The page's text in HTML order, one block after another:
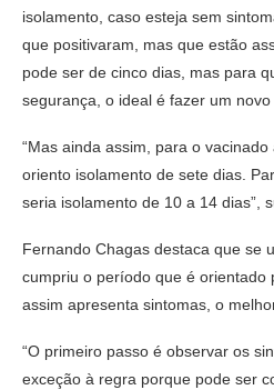
isolamento, caso esteja sem
que positivaram, mas que estão
pode ser de cinco dias, mas para
segurança, o ideal é fazer um novo
“Mas ainda assim, para o vacinado
oriento isolamento de sete dias.
seria isolamento de 10 a 14 dias”,
Fernando Chagas destaca que se
cumpriu o período que é orientado
assim apresenta sintomas, o
“O primeiro passo é observar os
exceção à regra porque pode ser